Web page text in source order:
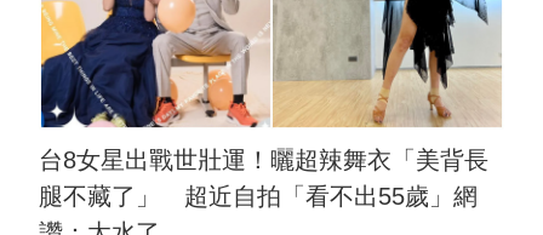
台8女星出戰世壯運！曬超辣舞衣「美背長
腿不藏了」 超近自拍「看不出55歲」網